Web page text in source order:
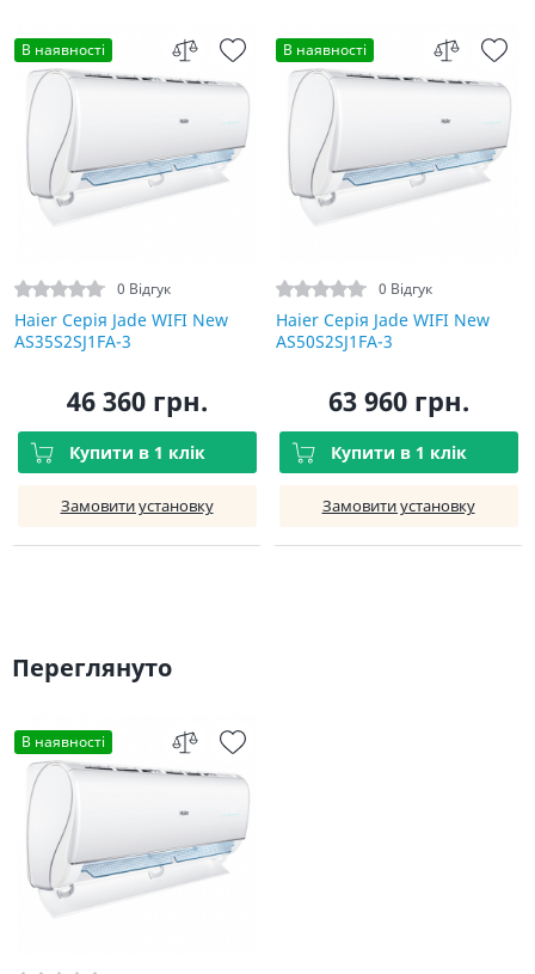
В наявності
0 Відгук
Haier Серія Jade WIFI New
AS35S2SJ1FA-3
46 360 грн.
Купити в 1 клік
Замовити установку
В наявності
0 Відгук
Haier Серія Jade WIFI New
AS50S2SJ1FA-3
63 960 грн.
Купити в 1 клік
Замовити установку
Переглянуто
В наявності